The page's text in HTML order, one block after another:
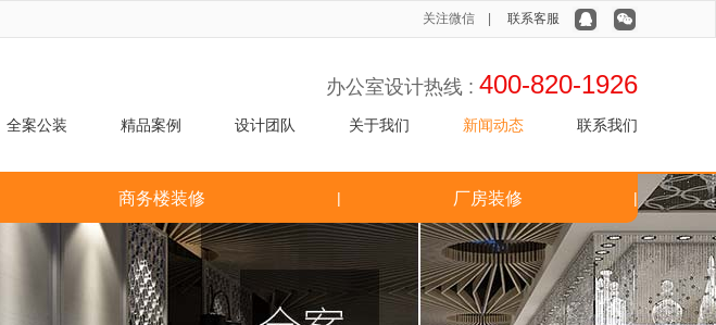
关注微信 |联系客服
办公室设计热线 : 400-820-1926
全案公装 精品案例 设计团队 关于我们 新闻动态 联系我们
商务楼装修 | 厂房装修 |